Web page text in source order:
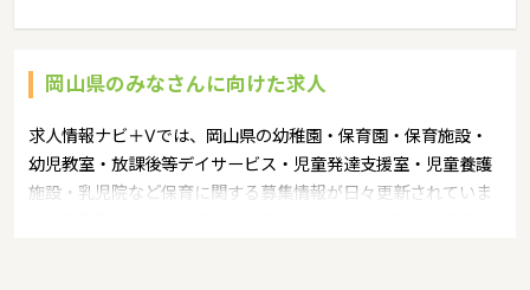
岡山県のみなさんに向けた求人
求人情報ナビ＋Vでは、岡山県の幼稚園・保育園・保育施設・
幼児教室・放課後等デイサービス・児童発達支援室・児童養護
施設・乳児院など保育に関する募集情報が日々更新されていま